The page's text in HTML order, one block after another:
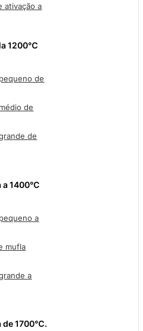
ativação a
1200℃
de
de
de
1400°C
a
mufla
a
de 1700℃.